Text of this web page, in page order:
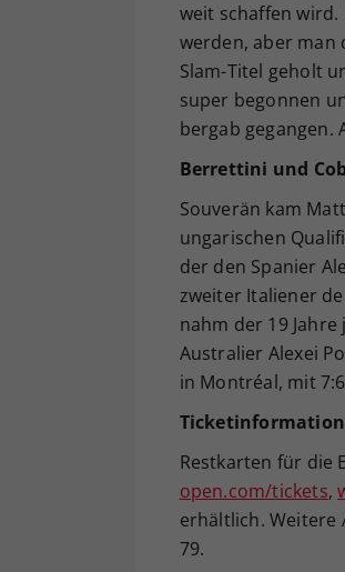
weit schaffen
werden, aber man
Slam-Titel geholt
super begonnen
bergab gegangen.
Berrettini und
Souverän kam
ungarischen
der den Spanier
zweiter Italiener
nahm der 19
Australier Alexei
in Montréal, mit
Ticketinformation
Restkarten für die
open.com/tickets,
erhältlich. Weitere
79.